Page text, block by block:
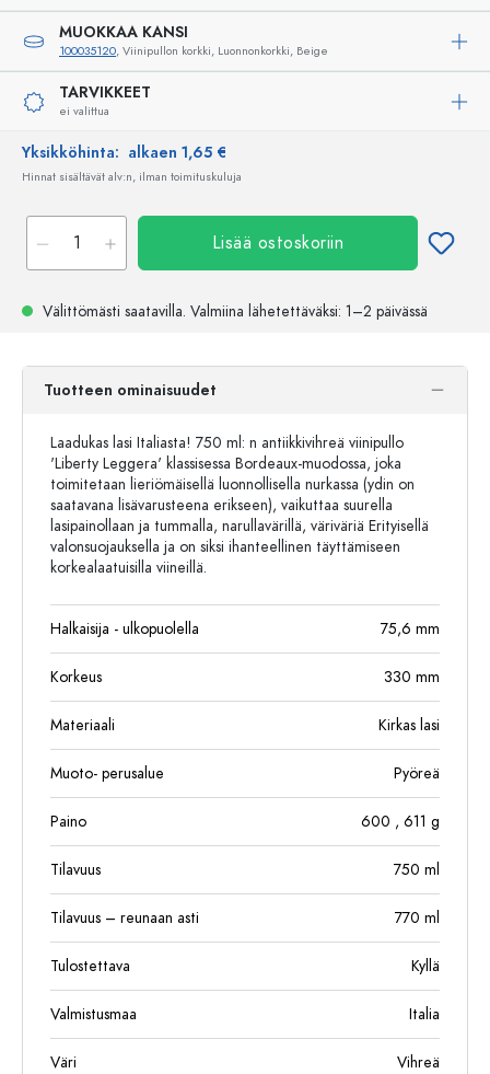
MUOKKAA KANSI
100035120, Viinipullon korkki, Luonnonkorkki, Beige
TARVIKKEET
ei valittua
Yksikköhinta: alkaen 1,65 €
Hinnat sisältävät alv:n, ilman toimituskuluja
Lisää ostoskoriin
Välittömästi saatavilla. Valmiina lähetettäväksi: 1–2 päivässä
Tuotteen ominaisuudet
Laadukas lasi Italiasta! 750 ml: n antiikkivihreä viinipullo
'Liberty Leggera' klassisessa Bordeaux-muodossa, joka
toimitetaan lieriömäisellä luonnollisella nurkassa (ydin on
saatavana lisävarusteena erikseen), vaikuttaa suurella
lasipainollaan ja tummalla, narullavärillä, väriväriä Erityisellä
valonsuojauksella ja on siksi ihanteellinen täyttämiseen
korkealaatuisilla viineillä.
Halkaisija - ulkopuolella 75,6 mm
Korkeus 330 mm
Materiaali Kirkas lasi
Muoto- perusalue Pyöreä
Paino 600 , 611 g
Tilavuus 750 ml
Tilavuus – reunaan asti 770 ml
Tulostettava Kyllä
Valmistusmaa Italia
Väri Vihreä